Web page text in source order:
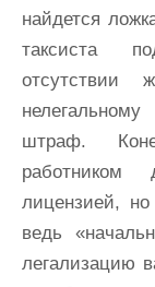
найдется
таксиста
отсутствии
штраф.
работником
лицензией,
ведь
легализацию